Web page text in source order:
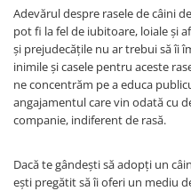
Adevărul despre rasele de câini
pot fi la fel de iubitoare, loiale și
și prejudecățile nu ar trebui să îi
inimile și casele pentru aceste
ne concentrăm pe a educa
angajamentul care vin odată cu
companie, indiferent de rasă.
Dacă te gândești să adopți un
ești pregătit să îi oferi un mediu